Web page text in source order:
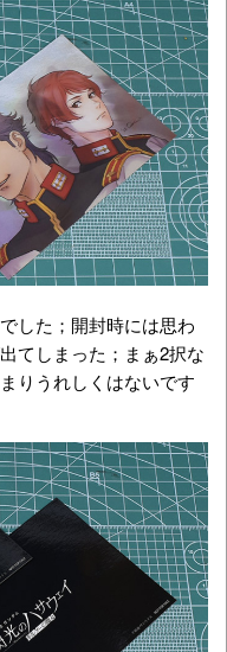
した；開封時には思わ
てしまった；まぁ2択な
りうれしくはないです